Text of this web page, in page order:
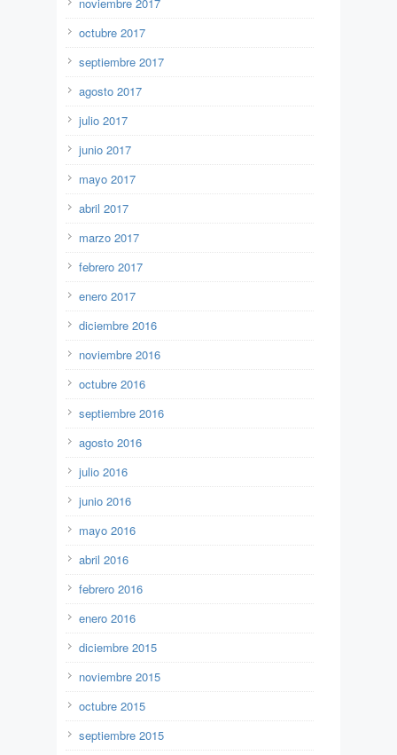
octubre 2017
septiembre 2017
agosto 2017
julio 2017
junio 2017
mayo 2017
abril 2017
marzo 2017
febrero 2017
enero 2017
diciembre 2016
noviembre 2016
octubre 2016
septiembre 2016
agosto 2016
julio 2016
junio 2016
mayo 2016
abril 2016
febrero 2016
enero 2016
diciembre 2015
noviembre 2015
octubre 2015
septiembre 2015